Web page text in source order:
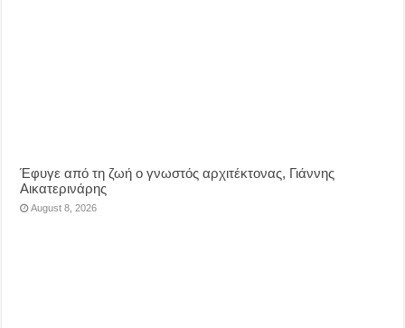
Έφυγε από τη ζωή ο γνωστός αρχιτέκτονας, Γιάννης
Αικατερινάρης
August 8, 2026